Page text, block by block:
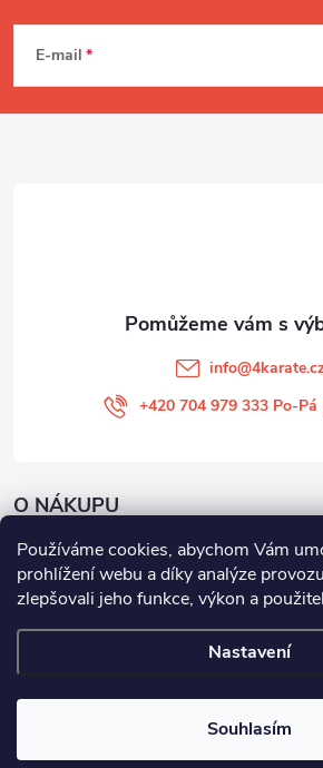
Používáme cookies, abychom Vám
prohlížení webu a díky analýze
zlepšovali jeho funkce, výkon a
Nastavení
Souhlasím
p
E-mail
info@
+420 704 979 333 Po-Pá
O NÁKUPU
Facebook
Copyright 2026
cookies